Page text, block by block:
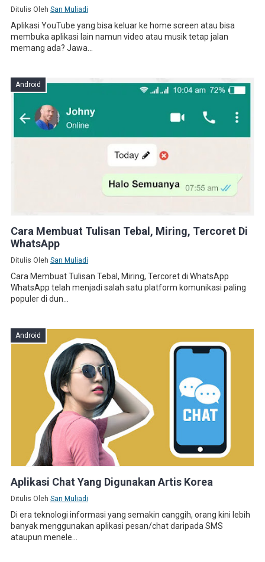
Ditulis Oleh San Muliadi
Aplikasi YouTube yang bisa keluar ke home screen atau bisa
membuka aplikasi lain namun video atau musik tetap jalan
memang ada? Jawa...
Android
Cara Membuat Tulisan Tebal, Miring, Tercoret Di
WhatsApp
Ditulis Oleh San Muliadi
Cara Membuat Tulisan Tebal, Miring, Tercoret di WhatsApp
WhatsApp telah menjadi salah satu platform komunikasi paling
populer di dun...
Android
Aplikasi Chat Yang Digunakan Artis Korea
Ditulis Oleh San Muliadi
Di era teknologi informasi yang semakin canggih, orang kini lebih
banyak menggunakan aplikasi pesan/chat daripada SMS
ataupun menele...